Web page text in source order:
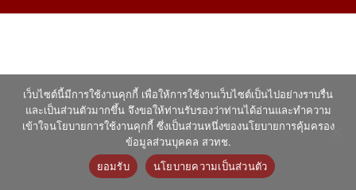
เว็บไซต์นี้มีการใช้งานคุกกี้ เพื่อให้การใช้งานเว็บไซต์เป็นไปอย่างราบรื่น
และเป็นส่วนตัวมากขึ้น จึงขอให้ท่านรับรองว่าท่านได้อ่านและทำความ
เข้าใจนโยบายการใช้งานคุกกี้ ซึ่งเป็นส่วนหนึ่งของนโยบายการคุ้มครอง
ข้อมูลส่วนบุคคล สวทช.
ยอมรับ
นโยบายความเป็นส่วนตัว